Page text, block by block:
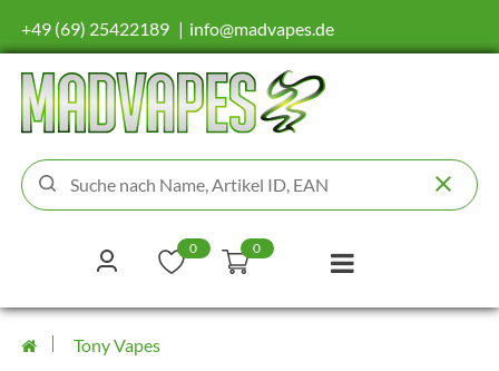
+49 (69) 25422189 info@madvapes.de
0 0
Tony Vapes